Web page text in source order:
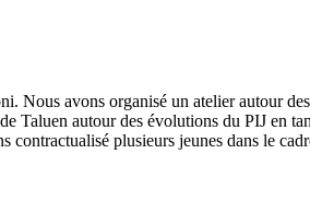
avons organisé un atelier autour
Taluen autour des évolutions du PIJ en
plusieurs jeunes dans le